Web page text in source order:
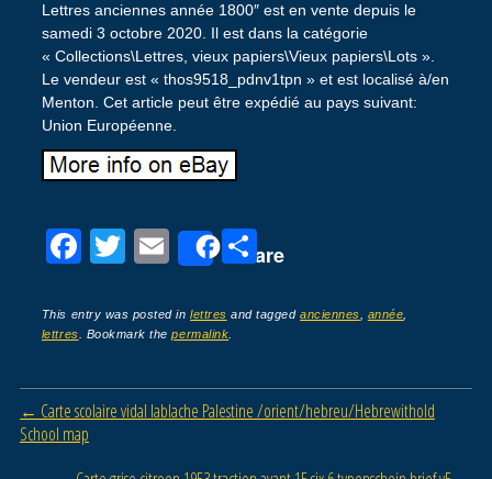
Lettres anciennes année 1800″ est en vente depuis le
samedi 3 octobre 2020. Il est dans la catégorie
« Collections\Lettres, vieux papiers\Vieux papiers\Lots ».
Le vendeur est « thos9518_pdnv1tpn » et est localisé à/en
Menton. Cet article peut être expédié au pays suivant:
Union Européenne.
F
c
e
b
o
o
T
tt
er
E
ail
Share
P
ta
er
This entry was posted inlettres and taggedanciennes année
lettres . Bookmark thepermalink
Post navigation
← Carte scolaire vidal lablache Palestine /orient/hebreu/Hebrewithold
School map